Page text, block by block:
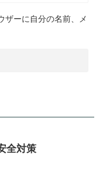
ザーに自分の名前、メ
全対策